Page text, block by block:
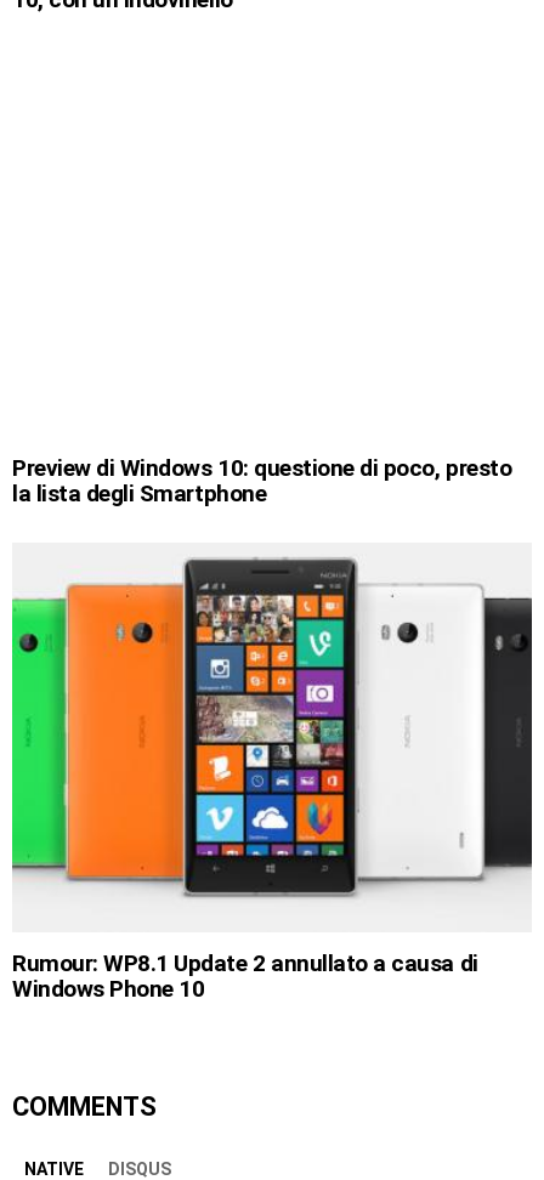
Preview di Windows 10: questione di poco, presto
la lista degli Smartphone
Rumour: WP8.1 Update 2 annullato a causa di
Windows Phone 10
COMMENTS
NATIVE DISQUS